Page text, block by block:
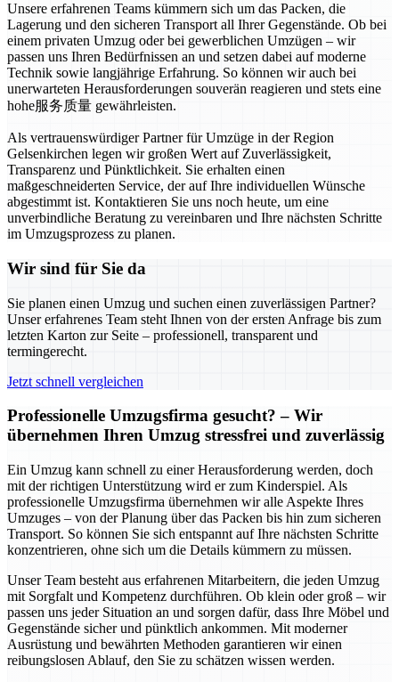
Unsere erfahrenen Teams kümmern sich um das Packen, die
Lagerung und den sicheren Transport all Ihrer Gegenstände. Ob bei
einem privaten Umzug oder bei gewerblichen Umzügen – wir
passen uns Ihren Bedürfnissen an und setzen dabei auf moderne
Technik sowie langjährige Erfahrung. So können wir auch bei
unerwarteten Herausforderungen souverän reagieren und stets eine
hohe服务质量 gewährleisten.
Als vertrauenswürdiger Partner für Umzüge in der Region
Gelsenkirchen legen wir großen Wert auf Zuverlässigkeit,
Transparenz und Pünktlichkeit. Sie erhalten einen
maßgeschneiderten Service, der auf Ihre individuellen Wünsche
abgestimmt ist. Kontaktieren Sie uns noch heute, um eine
unverbindliche Beratung zu vereinbaren und Ihre nächsten Schritte
im Umzugsprozess zu planen.
Wir sind für Sie da
Sie planen einen Umzug und suchen einen zuverlässigen Partner?
Unser erfahrenes Team steht Ihnen von der ersten Anfrage bis zum
letzten Karton zur Seite – professionell, transparent und
termingerecht.
Jetzt schnell vergleichen
Professionelle Umzugsfirma gesucht? – Wir
übernehmen Ihren Umzug stressfrei und zuverlässig
Ein Umzug kann schnell zu einer Herausforderung werden, doch
mit der richtigen Unterstützung wird er zum Kinderspiel. Als
professionelle Umzugsfirma übernehmen wir alle Aspekte Ihres
Umzuges – von der Planung über das Packen bis hin zum sicheren
Transport. So können Sie sich entspannt auf Ihre nächsten Schritte
konzentrieren, ohne sich um die Details kümmern zu müssen.
Unser Team besteht aus erfahrenen Mitarbeitern, die jeden Umzug
mit Sorgfalt und Kompetenz durchführen. Ob klein oder groß – wir
passen uns jeder Situation an und sorgen dafür, dass Ihre Möbel und
Gegenstände sicher und pünktlich ankommen. Mit moderner
Ausrüstung und bewährten Methoden garantieren wir einen
reibungslosen Ablauf, den Sie zu schätzen wissen werden.